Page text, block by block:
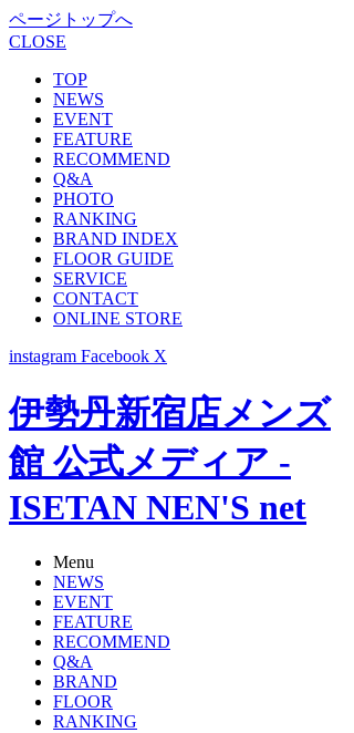
ページトップへ
CLOSE
TOP
NEWS
EVENT
FEATURE
RECOMMEND
Q&A
PHOTO
RANKING
BRAND INDEX
FLOOR GUIDE
SERVICE
CONTACT
ONLINE STORE
instagram Facebook X
伊勢丹新宿店メンズ
館 公式メディア -
ISETAN NEN'S net
Menu
NEWS
EVENT
FEATURE
RECOMMEND
Q&A
BRAND
FLOOR
RANKING